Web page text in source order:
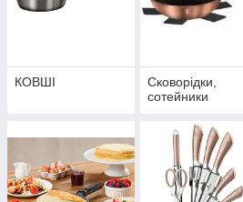
КОВШІ
Сковорідки,
сотейники